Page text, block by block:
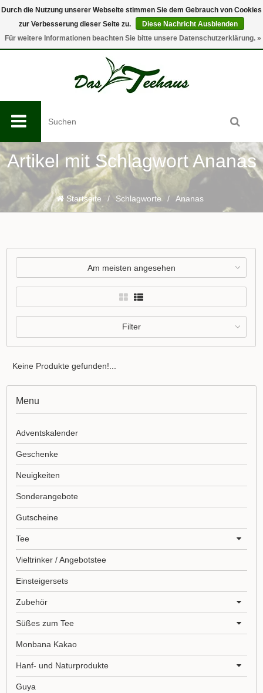
0
Artikel mit Schlagwort Ananas
Startseite / Schlagworte / Ananas
Am meisten angesehen
Filter
Keine Produkte gefunden!...
Menu
Adventskalender
Geschenke
Neuigkeiten
Sonderangebote
Gutscheine
Tee
Vieltrinker / Angebotstee
Einsteigersets
Zubehör
Süßes zum Tee
Monbana Kakao
Hanf- und Naturprodukte
Guya
Durch die Nutzung unserer Webseite stimmen Sie dem Gebrauch von Cookies
zur Verbesserung dieser Seite zu.
Diese Nachricht Ausblenden
Für weitere Informationen beachten Sie bitte unsere Datenschutzerklärung. »